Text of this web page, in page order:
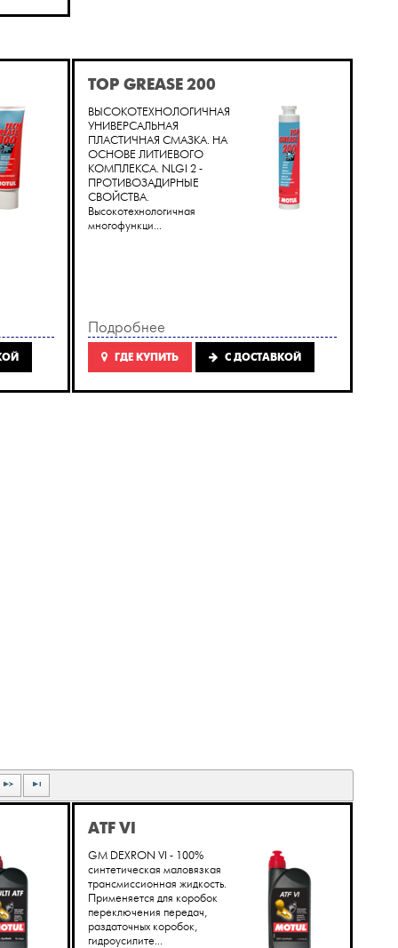
TOP GREASE 200
ВЫСОКОТЕХНОЛОГИЧНАЯ
УНИВЕРСАЛЬНАЯ
ПЛАСТИЧНАЯ СМАЗКА. НА
ОСНОВЕ ЛИТИЕВОГО
КОМПЛЕКСА. NLGI 2 -
ПРОТИВОЗАДИРНЫЕ
СВОЙСТВА.
Высокотехнологичная
многофункци...
Подробнее
ГДЕ КУПИТЬ C ДОСТАВКОЙ
ATF VI
GM DEXRON VI - 100%
синтетическая маловязкая
трансмиссионная жидкость.
Применяется для коробок
переключения передач,
раздаточных коробок,
гидроусилите...